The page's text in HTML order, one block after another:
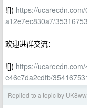
![]( https://
a12e7ec830a7/
欢迎进群交流：
![]( https://
e46c7da2cdfb/
Replied to a topic by